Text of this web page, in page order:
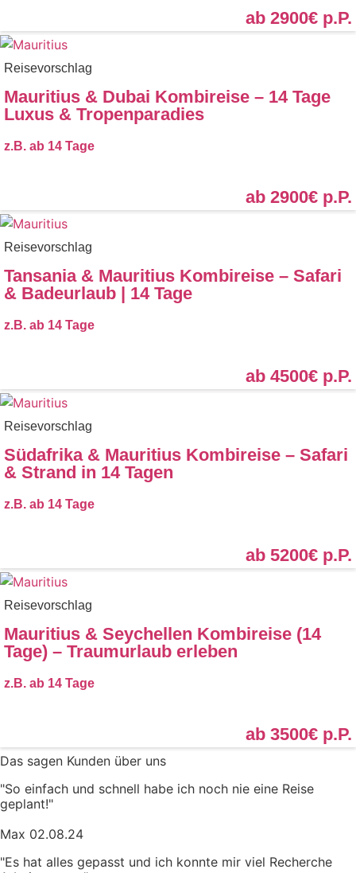
ab 2900€ p.P.
Reisevorschlag
Mauritius & Dubai Kombireise – 14 Tage
Luxus & Tropenparadies
z.B. ab 14 Tage
ab 2900€ p.P.
Reisevorschlag
Tansania & Mauritius Kombireise – Safari
& Badeurlaub | 14 Tage
z.B. ab 14 Tage
ab 4500€ p.P.
Reisevorschlag
Südafrika & Mauritius Kombireise – Safari
& Strand in 14 Tagen
z.B. ab 14 Tage
ab 5200€ p.P.
Reisevorschlag
Mauritius & Seychellen Kombireise (14
Tage) – Traumurlaub erleben
z.B. ab 14 Tage
ab 3500€ p.P.
Das sagen Kunden über uns
"So einfach und schnell habe ich noch nie eine Reise
geplant!"
Max 02.08.24
"Es hat alles gepasst und ich konnte mir viel Recherche